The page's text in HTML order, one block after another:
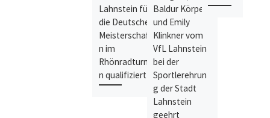
Lahnstein für
die Deutschen
Meisterschafte
n im
Rhönradturne
n qualifiziert
Baldur Körper
und Emily
Klinkner vom
VfL Lahnstein
bei der
Sportlerehrun
g der Stadt
Lahnstein
geehrt